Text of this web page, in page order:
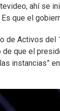
ahí se
que el
de Activos del
de que el
instancias”